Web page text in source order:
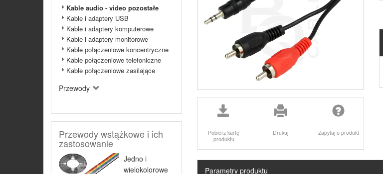
Kable audio - video pozostałe
Kable i adaptery USB
Kable i adaptery komputerowe
Kable i adaptery monitorowe
Kable połączeniowe koncentryczne
Kable połączeniowe telefoniczne
Kable połączeniowe zasilające
Przewody
Przewody wstążkowe i ich
zastosowanie
Jedno i
wielokolorowe
Pobierz kartę
produktu
Drukuj Zapytaj o produkt
Parametry produktu